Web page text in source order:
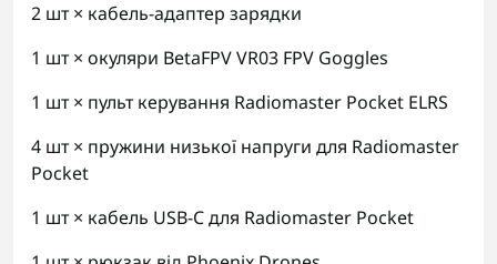
2 шт × кабель-адаптер зарядки
1 шт × окуляри BetaFPV VR03 FPV Goggles
1 шт × пульт керування Radiomaster Pocket ELRS
4 шт × пружини низької напруги для Radiomaster
Pocket
1 шт × кабель USB-C для Radiomaster Pocket